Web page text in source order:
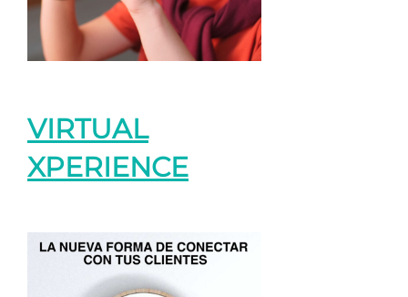
VIRTUAL
XPERIENCE